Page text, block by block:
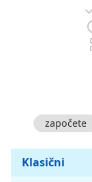
započete
Klasični